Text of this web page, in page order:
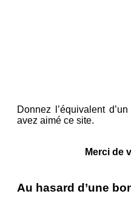
Donnez l’équivalent
avez aimé ce site.
Merci de
Au hasard d’une